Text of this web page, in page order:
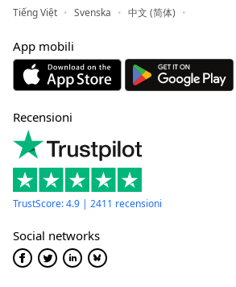
Tiếng Việt
Svenska 中文 (简体)
App mobili
Recensioni
TrustScore: 4.9 | 2411 recensioni
Social networks